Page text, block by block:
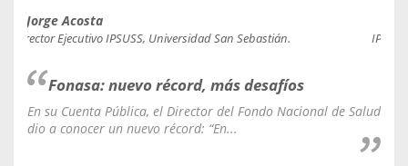
Jorge Acosta
Director Ejecutivo IPSUSS, Universidad San Sebastián.
Fonasa: nuevo récord, más desafíos
En su Cuenta Pública, el Director del Fondo Nacional de Salud
dio a conocer un nuevo récord: “En...